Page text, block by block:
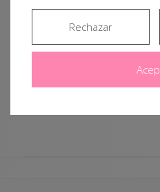
0Likes
Rechazar